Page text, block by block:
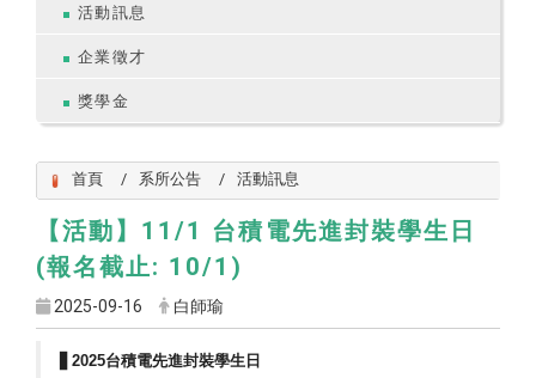
活動訊息
企業徵才
獎學金
首頁 系所公告 活動訊息
【活動】11/1 台積電先進封裝學生日
(報名截止: 10/1)
2025-09-16 白師瑜
▋2025台積電先進封裝學生日